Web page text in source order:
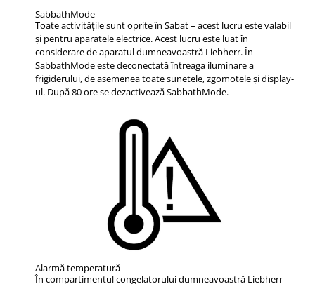
SabbathMode
Toate activităţile sunt oprite în Sabat – acest lucru este valabil
şi pentru aparatele electrice. Acest lucru este luat în
considerare de aparatul dumneavoastră Liebherr. În
SabbathMode este deconectată întreaga iluminare a
frigiderului, de asemenea toate sunetele, zgomotele şi display-
ul. După 80 ore se dezactivează SabbathMode.
Alarmă temperatură
În compartimentul congelatorului dumneavoastră Liebherr